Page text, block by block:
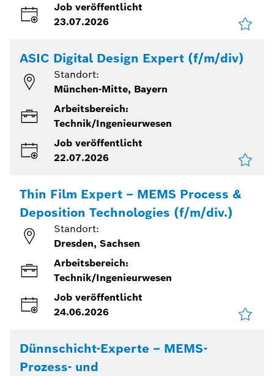
Job veröffentlicht
23.07.2026
ASIC Digital Design Expert (f/m/div)
Standort:
München-Mitte, Bayern
Arbeitsbereich:
Technik/Ingenieurwesen
Job veröffentlicht
22.07.2026
Thin Film Expert – MEMS Process &
Deposition Technologies (f/m/div.)
Standort:
Dresden, Sachsen
Arbeitsbereich:
Technik/Ingenieurwesen
Job veröffentlicht
24.06.2026
Dünnschicht-Experte – MEMS-
Prozess- und